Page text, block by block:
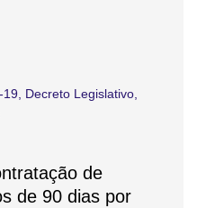
19, Decreto Legislativo,
de
de 90 dias por